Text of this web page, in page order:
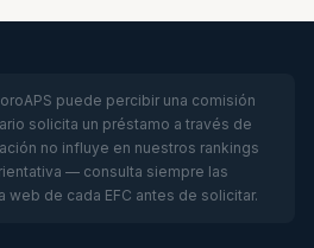
puede percibir una comisión
solicita un préstamo a través de
no influye en nuestros rankings
— consulta siempre las
web de cada EFC antes de solicitar.